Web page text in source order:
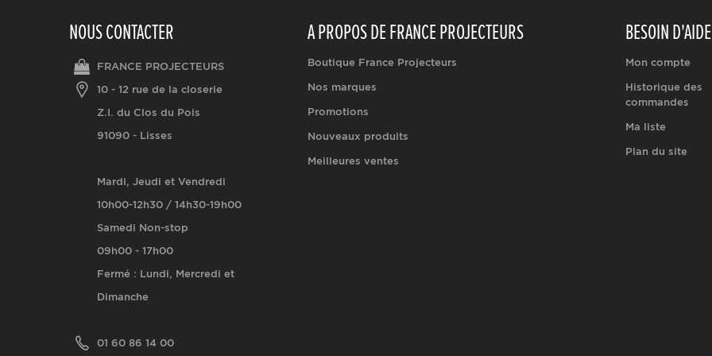
NOUS CONTACTER
FRANCE PROJECTEURS
10 - 12 rue de la closerie
Z.I. du Clos du Pois
91090 - Lisses
Mardi, Jeudi et Vendredi
10h00-12h30 / 14h30-19h00
Samedi Non-stop
09h00 - 17h00
Fermé : Lundi, Mercredi et
Dimanche
01 60 86 14 00
A PROPOS DE FRANCE PROJECTEURS
Boutique France Projecteurs
Nos marques
Promotions
Nouveaux produits
Meilleures ventes
BESOIN
Mon compte
Historique des
commandes
Ma liste
Plan du site